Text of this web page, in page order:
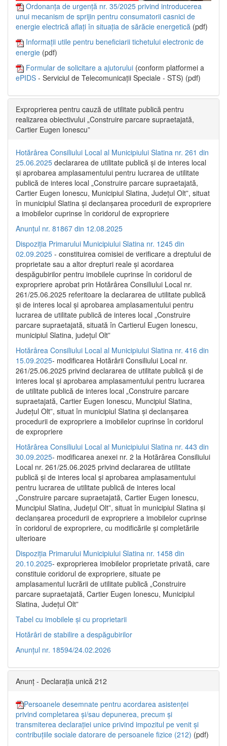
Ordonanța de urgență nr. 35/2025 privind introducerea
unui mecanism de sprijin pentru consumatorii casnici de
energie electrică aflați în situația de sărăcie energetică (pdf)
Informații utile pentru beneficiarii tichetului electronic de
energie (pdf)
Formular de solicitare a ajutorului (conform platformei a
ePIDS - Serviciul de Telecomunicații Speciale - STS) (pdf)
Exproprierea pentru cauză de utilitate publică pentru
realizarea obiectivului „Construire parcare supraetajată,
Cartier Eugen Ionescu”
Hotărârea Consiliului Local al Municipiului Slatina nr. 261 din
25.06.2025 declararea de utilitate publică și de interes local
și aprobarea amplasamentului pentru lucrarea de utilitate
publică de interes local „Construire parcare supraetajată,
Cartier Eugen Ionescu, Municipiul Slatina, Județul Olt”, situat
în municipiul Slatina și declanșarea procedurii de expropriere
a imobilelor cuprinse în coridorul de expropriere
Anunțul nr. 81867 din 12.08.2025
Dispoziția Primarului Municipiului Slatina nr. 1245 din
02.09.2025 - constituirea comisiei de verificare a dreptului de
proprietate sau a altor drepturi reale și acordarea
despăgubirilor pentru imobilele cuprinse în coridorul de
expropriere aprobat prin Hotărârea Consiliului Local nr.
261/25.06.2025 referitoare la declararea de utilitate publică
și de interes local și aprobarea amplasamentului pentru
lucrarea de utilitate publică de interes local „Construire
parcare supraetajată, situată în Cartierul Eugen Ionescu,
municipiul Slatina, județul Olt”
Hotărârea Consiliului Local al Municipiului Slatina nr. 416 din
15.09.2025- modificarea Hotărârii Consiliului Local nr.
261/25.06.2025 privind declararea de utilitate publică și de
interes local și aprobarea amplasamentului pentru lucrarea
de utilitate publică de interes local „Construire parcare
supraetajată, Cartier Eugen Ionescu, Muncipiul Slatina,
Județul Olt”, situat în municipiul Slatina și declanșarea
procedurii de expropriere a imobilelor cuprinse în coridorul
de expropriere
Hotărârea Consiliului Local al Municipiului Slatina nr. 443 din
30.09.2025- modificarea anexei nr. 2 la Hotărârea Consiliului
Local nr. 261/25.06.2025 privind declararea de utilitate
publică şi de interes local şi aprobarea amplasamentului
pentru lucrarea de utilitate publică de interes local
„Construire parcare supraetajată, Cartier Eugen Ionescu,
Muncipiul Slatina, Judeţul Olt”, situat în municipiul Slatina şi
declanşarea procedurii de expropriere a imobilelor cuprinse
în coridorul de expropriere, cu modificările şi completările
ulterioare
Dispoziția Primarului Municipiului Slatina nr. 1458 din
20.10.2025- exproprierea imobilelor proprietate privată, care
constituie coridorul de expropriere, situate pe
amplasamentul lucrării de utilitate publică „Construire
parcare supraetajată, Cartier Eugen Ionescu, Municipiul
Slatina, Județul Olt”
Tabel cu imobilele și cu proprietarii
Hotărâri de stabilire a despăgubirilor
Anunțul nr. 18594/24.02.2026
Anunț - Declarația unică 212
Persoanele desemnate pentru acordarea asistenței
privind completarea și/sau depunerea, precum și
transmiterea declarației unice privind impozitul pe venit și
contribuțiile sociale datorare de persoanele fizice (212) (pdf)